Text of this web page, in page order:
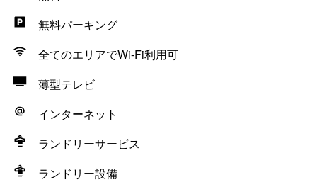
無料パーキング
全てのエリアでWi-Fi利用可
薄型テレビ
インターネット
ランドリーサービス
ランドリー設備